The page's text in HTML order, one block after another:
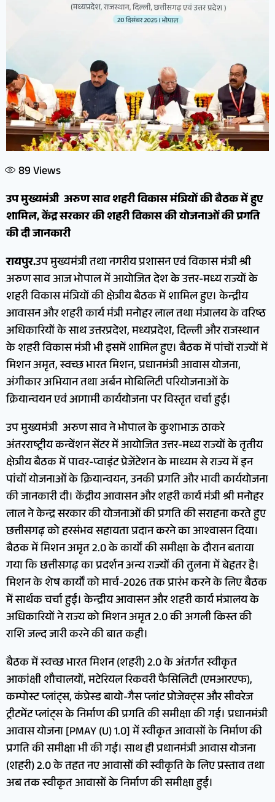
89Views
उप मुख्यमंत्री अरुण साव शहरी विकास मंत्रियों की बैठक में हुए
शामिल, केंद्र सरकार की शहरी विकास की योजनाओं की प्रगति
की दी जानकारी
रायपुर.उप मुख्यमंत्री तथा नगरीय प्रशासन एवं विकास मंत्री श्री
अरुण साव आज भोपाल में आयोजित देश के उत्तर-मध्य राज्यों के
शहरी विकास मंत्रियों की क्षेत्रीय बैठक में शामिल हुए। केन्द्रीय
आवासन और शहरी कार्य मंत्री मनोहर लाल तथा मंत्रालय के वरिष्ठ
अधिकारियों के साथ उत्तरप्रदेश, मध्यप्रदेश, दिल्ली और राजस्थान
के शहरी विकास मंत्री भी इसमें शामिल हुए। बैठक में पांचों राज्यों में
मिशन अमृत, स्वच्छ भारत मिशन, प्रधानमंत्री आवास योजना,
अंगीकार अभियान तथा अर्बन मोबिलिटी परियोजनाओं के
क्रियान्वयन एवं आगामी कार्ययोजना पर विस्तृत चर्चा हुई।
उप मुख्यमंत्री अरुण साव ने भोपाल के कुशाभाऊ ठाकरे
अंतरराष्ट्रीय कन्वेंशन सेंटर में आयोजित उत्तर-मध्य राज्यों के तृतीय
क्षेत्रीय बैठक में पावर-प्वाइंट प्रेजेंटेशन के माध्यम से राज्य में इन
पांचों योजनाओं के क्रियान्वयन, उनकी प्रगति और भावी कार्ययोजना
की जानकारी दी। केंद्रीय आवासन और शहरी कार्य मंत्री श्री मनोहर
लाल ने केन्द्र सरकार की योजनाओं की प्रगति की सराहना करते हुए
छत्तीसगढ़ को हरसंभव सहायता प्रदान करने का आश्वासन दिया।
बैठक में मिशन अमृत 2.0 के कार्यों की समीक्षा के दौरान बताया
गया कि छत्तीसगढ़ का प्रदर्शन अन्य राज्यों की तुलना में बेहतर है।
मिशन के शेष कार्यों को मार्च-2026 तक प्रारंभ करने के लिए बैठक
में सार्थक चर्चा हुई। केन्द्रीय आवासन और शहरी कार्य मंत्रालय के
अधिकारियों ने राज्य को मिशन अमृत 2.0 की अगली किस्त की
राशि जल्द जारी करने की बात कही।
बैठक में स्वच्छ भारत मिशन (शहरी) 2.0 के अंतर्गत स्वीकृत
आकांक्षी शौचालयों, मटेरियल रिकवरी फैसिलिटी (एमआरएफ),
कम्पोस्ट प्लांट्स, कंप्रेस्ड बायो-गैस प्लांट प्रोजेक्ट्स और सीवरेज
ट्रीटमेंट प्लांट्स के निर्माण की प्रगति की समीक्षा की गई। प्रधानमंत्री
आवास योजना [PMAY (U) 1.0] में स्वीकृत आवासों के निर्माण की
प्रगति की समीक्षा भी की गई। साथ ही प्रधानमंत्री आवास योजना
(शहरी) 2.0 के तहत नए आवासों की स्वीकृति के लिए प्रस्ताव तथा
अब तक स्वीकृत आवासों के निर्माण की समीक्षा हुई।